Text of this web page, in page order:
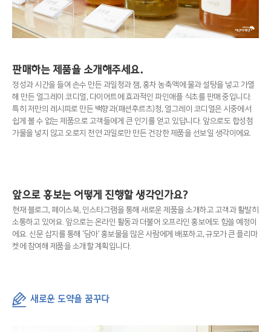
판매하는 제품을 소개해주세요.
정성과 시간을 들여 손수 만든 과일청과 잼, 홍차 농축액에 물과 설탕을 넣고 가열
해 만든 얼그레이 코디얼, 다이어트에 효과적인 파인애플 식초를 판매 중입니다.
특히 저만의 레시피로 만든 백향과(패션후르츠)청, 얼그레이 코디얼은 시중에서
쉽게 볼 수 없는 제품으로 고객들에게 큰 인기를 얻고 있답니다. 앞으로도 합성첨
가물을 넣지 않고 오로지 천연 과일로만 만든 건강한 제품을 선보일 생각이에요.
앞으로 홍보는 어떻게 진행할 생각인가요?
현재 블로그, 페이스북, 인스타그램을 통해 새로운 제품을 소개하고 고객과 활발히
소통하고 있어요. 앞으로는 온라인 활동과 더불어 오프라인 홍보에도 힘쓸 예정이
에요. 신문 삽지를 통해 '담아' 홍보물을 많은 사람에게 배포하고, 규모가 큰 플리마
켓에 참여해 제품을 소개할 계획입니다.
새로운 도약을 꿈꾸다